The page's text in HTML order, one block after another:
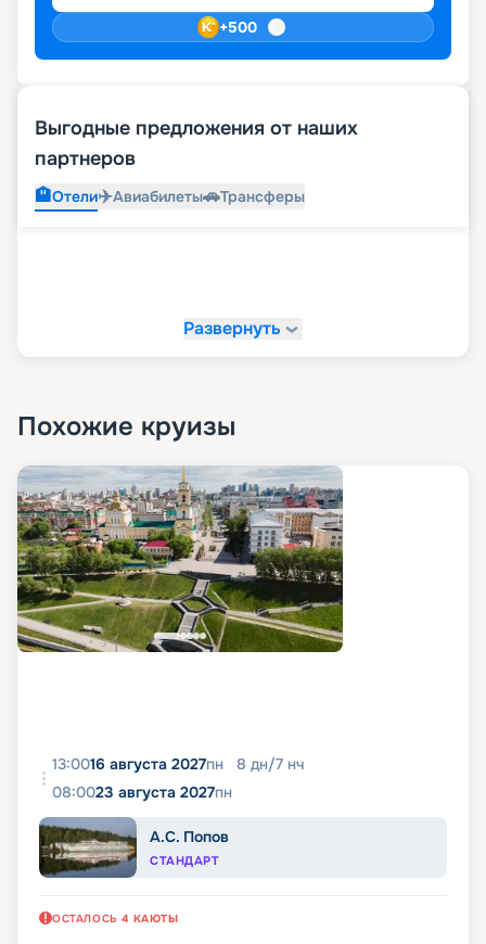
+500
Выгодные предложения от наших
партнеров
🏨Отели✈️Авиабилеты🚗Трансферы
Развернуть
Похожие круизы
13:0016 августа 2027пн 8 дн/7 нч
08:0023 августа 2027пн
А.С. Попов
СТАНДАРТ
ОСТАЛОСЬ 4 КАЮТЫ